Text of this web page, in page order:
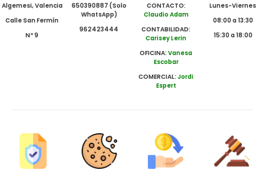
Algemesi, Valencia
Calle San Fermín
Nº 9
650390887 (Solo
WhatsApp)
962423444
CONTACTO:
Claudio Adam
CONTABILIDAD:
Carisey Lerin
OFICINA:Vanesa
Escobar
COMERCIAL:Jordi
Espert
Lunes-Viernes
08:00 a 13:30
15:30 a 18:00